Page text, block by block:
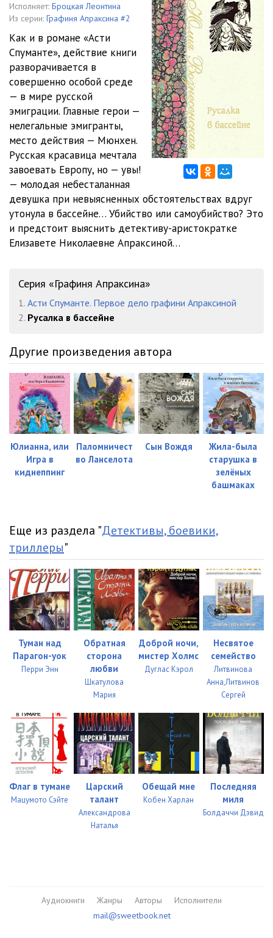
Русалка в бассейне (07) 19:04
Русалка в бассейне (08) 20:01
Русалка в бассейне (09)
Русалка в бассейне (10)
Русалка в бассейне (11) 23:20
Русалка в бассейне (12)
Русалка в бассейне (13)
Русалка в бассейне (14)
Русалка в бассейне (15) 35:52
Русалка в бассейне (16)
Русалка в бассейне (18)
Русалка в бассейне (19)
Исполняет: Броцкая Леонтина
Из серии: Графиня Апраксина #2
Как и в романе «Асти
Спуманте», действие книги
разворачивается в
совершенно особой среде
— в мире русской
эмиграции. Главные герои —
нелегальные эмигранты,
место действия — Мюнхен.
Русская красавица мечтала
завоевать Европу, но — увы!
— молодая небесталанная
девушка при невыясненных обстоятельствах вдруг
утонула в бассейне… Убийство или самоубийство? Это
и предстоит выяснить детективу-аристократке
Елизавете Николаевне Апраксиной…
Серия «Графиня Апраксина»
1. Асти Спуманте. Первое дело графини Апраксиной
2. Русалка в бассейне
Другие произведения автора
Юлианна, или
Игра в
киднеппинг
Паломничест
во Ланселота
Сын Вождя
Жила-была
старушка в
зелёных
башмаках
Еще из раздела "Детективы, боевики,
триллеры"
Туман над
Парагон-уок
Перри Энн
Обратная
сторона
любви
Шкатулова
Мария
Доброй ночи,
мистер Холмс
Дуглас Кэрол
Несвятое
семейство
Литвинова
Анна,Литвинов
Сергей
Флаг в тумане
Мацумото Сэйте
Царский
талант
Александрова
Наталья
Обещай мне
Кобен Харлан
Последняя
миля
Болдаччи Дэвид
Аудиокниги Жанры Авторы
Исполнители
mail@sweetbook.net